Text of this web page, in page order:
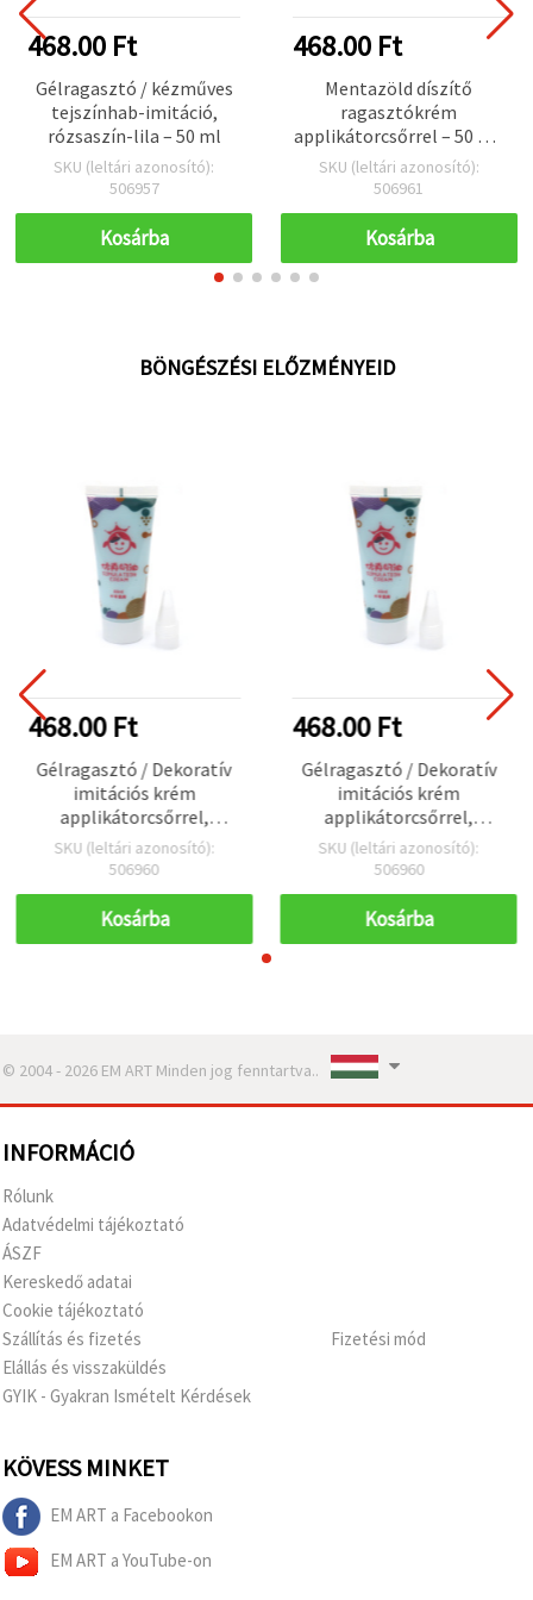
468.00 Ft
Gélragasztó / kézműves
tejszínhab-imitáció,
rózsaszín-lila – 50 ml
SKU (leltári azonosító):
506957
Kosárba
468.00 Ft
Mentazöld díszítő
ragasztókrém
applikátorcsőrrel – 50 ml,
DIY és kreatív hobby
projektekhez
SKU (leltári azonosító):
506961
Kosárba
BÖNGÉSZÉSI ELŐZMÉNYEID
468.00 Ft
Gélragasztó / Dekoratív
imitációs krém
applikátorcsőrrel,
világoskék, 50 ml
SKU (leltári azonosító):
506960
Kosárba
468.00 Ft
Gélragasztó / Dekoratív
imitációs krém
applikátorcsőrrel,
világoskék, 50 ml
SKU (leltári azonosító):
506960
Kosárba
© 2004 - 2026 EM ART Minden jog fenntartva..
INFORMÁCIÓ
Rólunk
Adatvédelmi tájékoztató
ÁSZF
Kereskedő adatai
Cookie tájékoztató
Szállítás és fizetés
Elállás és visszaküldés
GYIK - Gyakran Ismételt Kérdések
Fizetési mód
KÖVESS MINKET
EM ART a Facebookon
EM ART a YouTube-on